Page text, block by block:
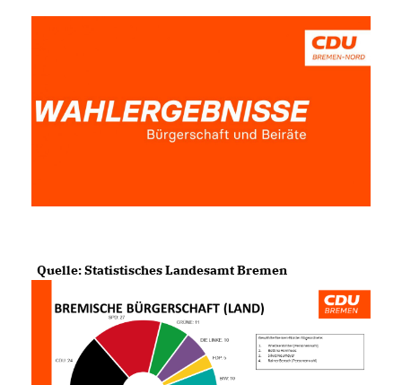
Quelle: Statistisches Landesamt Bremen